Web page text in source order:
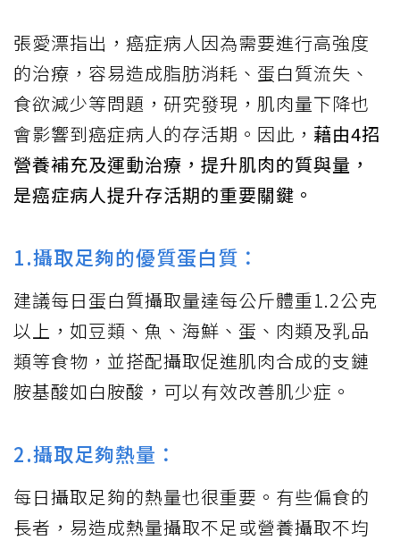
張愛漂指出，癌症病人因為需要進行高強度
的治療，容易造成脂肪消耗、蛋白質流失、
食欲減少等問題，研究發現，肌肉量下降也
會影響到癌症病人的存活期。因此， 藉由4招
營養補充及運動治療，提升肌肉的質與量，
是癌症病人提升存活期的重要關鍵。
1.攝取足夠的優質蛋白質：
建議每日蛋白質攝取量達每公斤體重1.2公克
以上，如豆類、魚、海鮮、蛋、肉類及乳品
類等食物，並搭配攝取促進肌肉合成的支鏈
胺基酸如白胺酸，可以有效改善肌少症。
2.攝取足夠熱量：
每日攝取足夠的熱量也很重要。有些偏食的
長者，易造成熱量攝取不足或營養攝取不均